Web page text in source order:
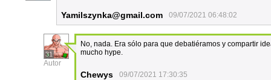
Yamilszynka@gmail.com 09/07/2021 06:48:02
31
Autor
No, nada. Era sólo para que debatiéramos y compartir
mucho hype.
Chewys 09/07/2021 17:30:35